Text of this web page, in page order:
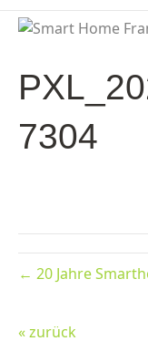
7304
← 20 Jahre
« zurück